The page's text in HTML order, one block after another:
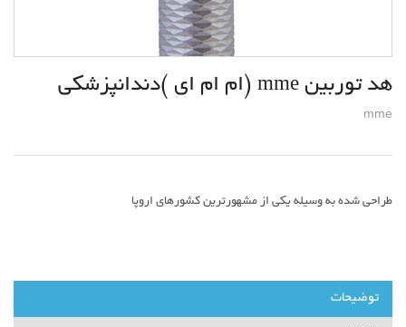
هد توربین mme (ام ام ای )دندانپزشکی
mme
طراحی شده به وسیله یکی از مشهورترین کشورهای اروپا
توضیحات